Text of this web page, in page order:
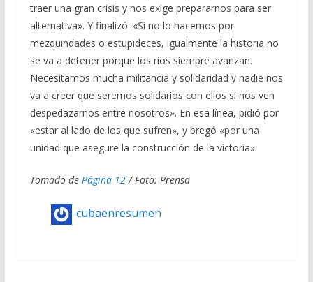
traer una gran crisis y nos exige prepararnos para ser
alternativa». Y finalizó: «Si no lo hacemos por
mezquindades o estupideces, igualmente la historia no
se va a detener porque los ríos siempre avanzan.
Necesitamos mucha militancia y solidaridad y nadie nos
va a creer que seremos solidarios con ellos si nos ven
despedazarnos entre nosotros». En esa línea, pidió por
«estar al lado de los que sufren», y bregó «por una
unidad que asegure la construcción de la victoria».
Tomado de Página 12/ Foto: Prensa
cubaenresumen